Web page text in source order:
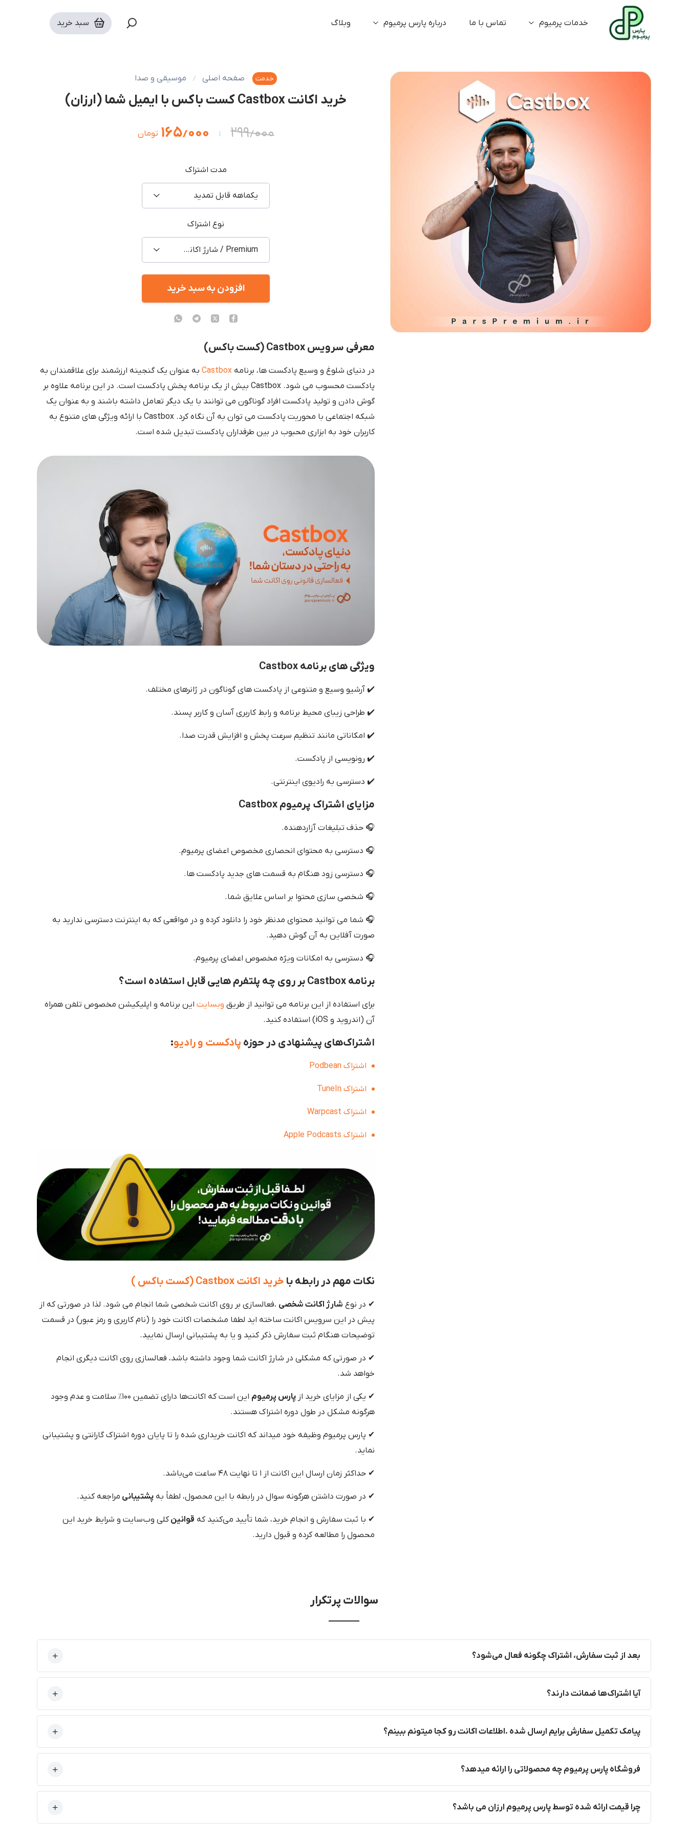
خدمات پرمیوم تماس با ما درباره پارس پرمیوم وبلاگ سبد خرید
خدمت صفحه اصلی موسیقی و صدا
خرید اکانت Castbox کست باکس با ایمیل شما (ارزان)
۲۹۹٫۰۰۰ ۱۶۵٫۰۰۰ تومان
مدت اشتراک
یکماهه قابل تمدید
نوع اشتراک
Premium / شارژ اکانت شخصی
افزودن به سبد خرید
معرفی سرویس Castbox (کست باکس)
در دنیای شلوغ و وسیع پادکست ها، برنامه Castbox به عنوان یک گنجینه ارزشمند برای علاقمندان به
پادکست محسوب می شود. Castbox بیش از یک برنامه پخش پادکست است. در این برنامه علاوه بر
گوش دادن و تولید پادکست افراد گوناگون می توانند با یک دیگر تعامل داشته باشند و به عنوان یک
شبکه اجتماعی با محوریت پادکست می توان به آن نگاه کرد. Castbox با ارائه ویژگی های متنوع به
کاربران خود به ابزاری محبوب در بین طرفداران پادکست تبدیل شده است.
ویژگی های برنامه Castbox
✔️ آرشیو وسیع و متنوعی از پادکست های گوناگون در ژانرهای مختلف.
✔️ طراحی زیبای محیط برنامه و رابط کاربری آسان و کاربر پسند.
✔️ امکاناتی مانند تنظیم سرعت پخش و افزایش قدرت صدا.
✔️ رونویسی از پادکست.
✔️ دسترسی به رادیوی اینترنتی.
مزایای اشتراک پرمیوم Castbox
🎧 حذف تبلیغات آزاردهنده.
🎧 دسترسی به محتوای انحصاری مخصوص اعضای پرمیوم.
🎧 دسترسی زود هنگام به قسمت های جدید پادکست ها.
🎧 شخصی سازی محتوا بر اساس علایق شما.
🎧 شما می توانید محتوای مدنظر خود را دانلود کرده و در مواقعی که به اینترنت دسترسی ندارید به
صورت آفلاین به آن گوش دهید.
🎧 دسترسی به امکانات ویژه مخصوص اعضای پرمیوم.
برنامه Castbox بر روی چه پلتفرم هایی قابل استفاده است؟
برای استفاده از این برنامه می توانید از طریق وبسایت این برنامه و اپلیکیشن مخصوص تلفن همراه
آن (اندروید و iOS) استفاده کنید.
اشتراک‌های پیشنهادی در حوزه پادکست و رادیو:
اشتراک Podbean
اشتراک TuneIn
اشتراک Warpcast
اشتراک Apple Podcasts
نکات مهم در رابطه با خرید اکانت Castbox (کست باکس )
✔ در نوع شارژ اکانت شخصی ،فعالسازی بر روی اکانت شخصی شما انجام می شود. لذا در صورتی که از
پیش در این سرویس اکانت ساخته اید لطفا مشخصات اکانت خود را (نام کاربری و رمز عبور) در قسمت
توضیحات هنگام ثبت سفارش ذکر کنید و یا به پشتیبانی ارسال نمایید.
✔ در صورتی که مشکلی در شارژ اکانت شما وجود داشته باشد، فعالسازی روی اکانت دیگری انجام
خواهد شد.
✔ یکی از مزایای خرید از پارس پرمیوم
این است که اکانت‌ها دارای تضمین ۱۰۰٪ سلامت و عدم وجود
هرگونه مشکل در طول دوره اشتراک هستند.
✔ پارس پرمیوم وظیفه خود میداند که اکانت خریداری شده را تا پایان دوره اشتراک گارانتی و پشتیبانی
نماید.
✔ حداکثر زمان ارسال این اکانت از ۱ تا نهایت ۴۸ ساعت می‌باشد.
✔ در صورت داشتن هرگونه سوال در رابطه با این محصول، لطفاً به پشتیبانی مراجعه کنید.
✔ با ثبت سفارش و انجام خرید، شما تأیید می‌کنید که قوانینکلی وب‌سایت و شرایط خرید این
محصول را مطالعه کرده و قبول دارید.
سوالات پرتکرار
بعد از ثبت سفارش، اشتراک چگونه فعال می‌شود؟
آیا اشتراک‌ها ضمانت دارند؟
پیامک تکمیل سفارش برایم ارسال شده .اطلاعات اکانت رو کجا میتونم ببینم؟
فروشگاه پارس پرمیوم چه محصولاتی را ارائه میدهد؟
چرا قیمت ارائه شده توسط پارس پرمیوم ارزان می باشد؟